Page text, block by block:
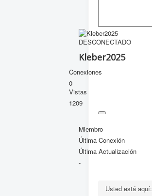
DESCONECTADO
Kleber2025
Conexiones
0
Vistas
1209
Miembro
Última Conexión
Última Actualización
-
Usted está aquí: